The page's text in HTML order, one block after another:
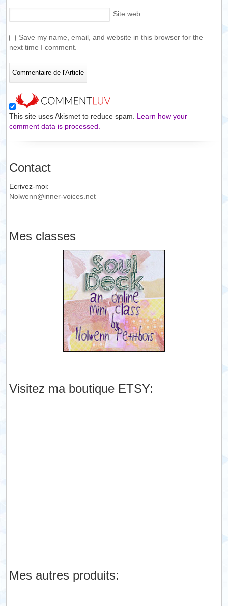
Site web
Save my name, email, and website in this browser for the
next time I comment.
This site uses Akismet to reduce spam. Learn how your
comment data is processed.
Contact
Ecrivez-moi:
Nolwenn@inner-voices.net
Mes classes
Visitez ma boutique ETSY:
Mes autres produits: